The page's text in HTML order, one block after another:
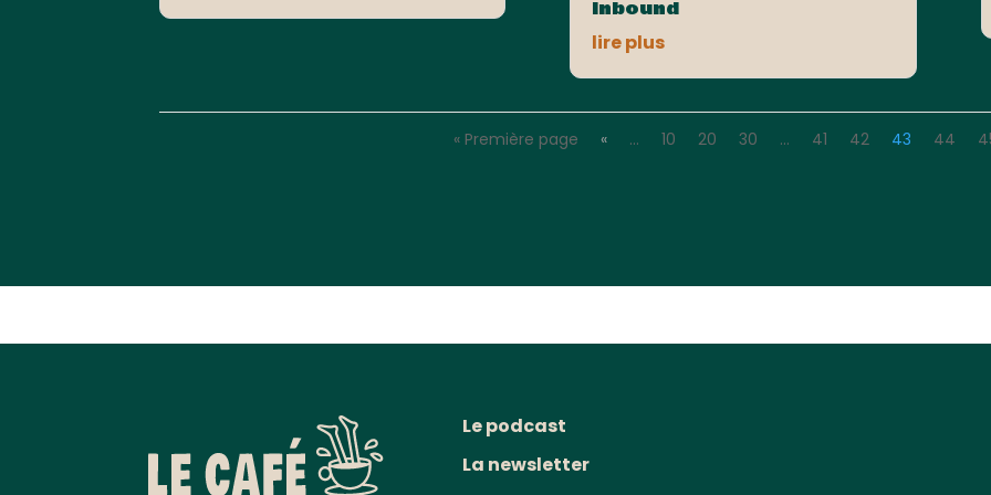
Inbound
lire plus
« Première page « … 10 20 30 … 41 42 43 44
Le podcast
La newsletter